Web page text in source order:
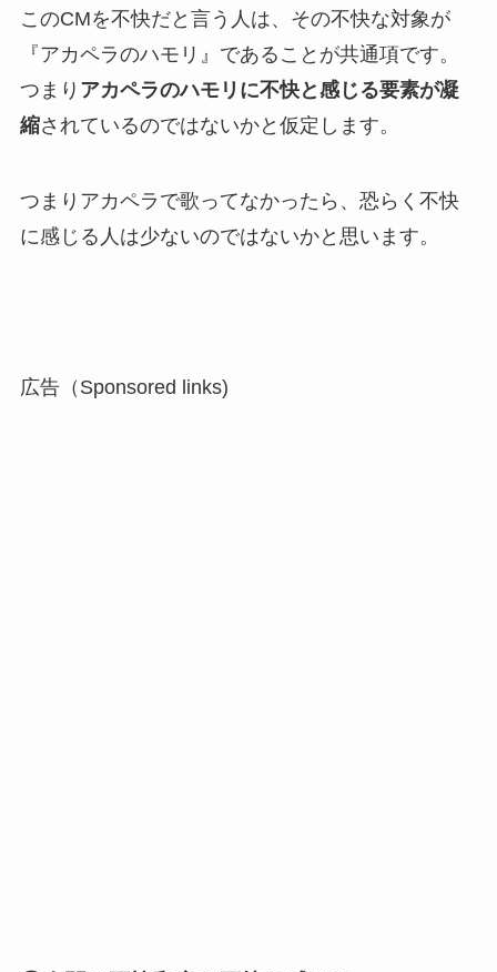
このCMを不快だと言う人は、その不快な対象が
『アカペラのハモリ』であることが共通項です。
つまり アカペラのハモリに不快と感じる要素が凝
縮されているのではないかと仮定します。
つまりアカペラで歌ってなかったら、恐らく不快
に感じる人は少ないのではないかと思います。
広告（Sponsored links)